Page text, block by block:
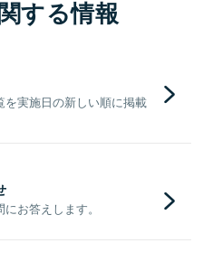
する情報
実施日の新しい順に掲載
お答えします。